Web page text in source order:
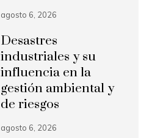
agosto 6, 2026
Desastres
industriales y su
influencia en la
gestión ambiental y
de riesgos
agosto 6, 2026